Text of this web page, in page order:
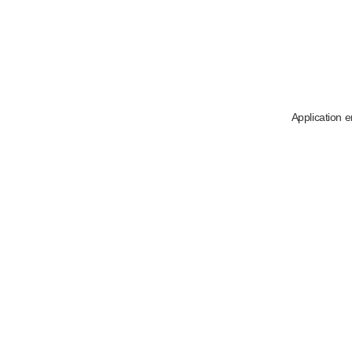
Application